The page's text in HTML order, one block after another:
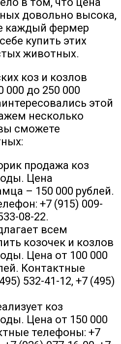
довольно высока,
каждый фермер
купить этих
животных.
коз и козлов
000 до 250 000
этой
несколько
сможете
продажа коз
Цена
– 150 000 рублей.
+7 (915) 009-
08-22.
всем
козочек и козлов
Цена от 100 000
Контактные
532-41-12, +7 (495)
коз
Цена от 150 000
телефоны: +7